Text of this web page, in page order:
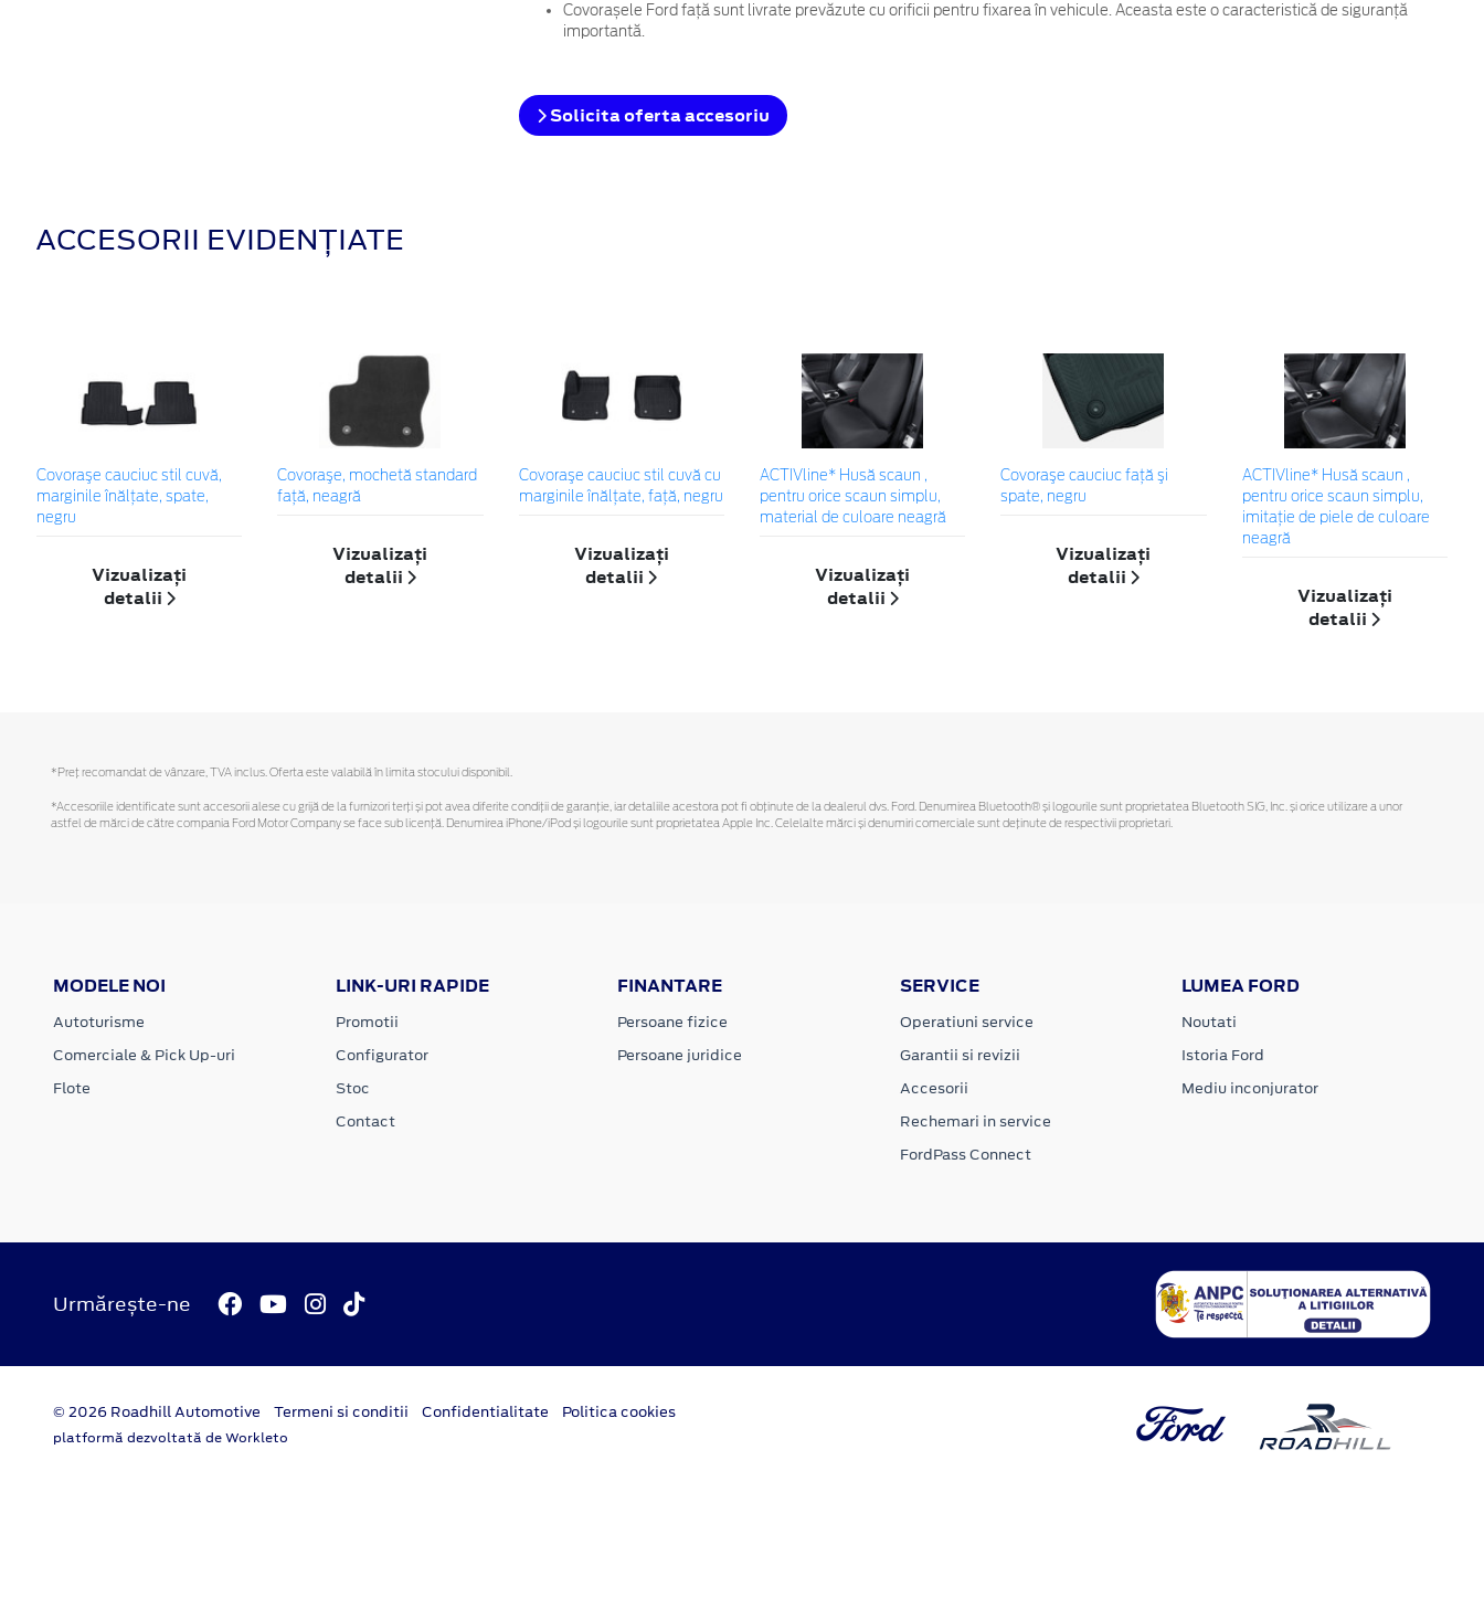
Covorașele Ford față sunt livrate prevăzute cu orificii pentru fixarea în vehicule. Aceasta este o caracteristică de siguranță
importantă.
Solicita oferta accesoriu
ACCESORII EVIDENȚIATE
Covoraşe cauciuc stil cuvă,
marginile înălțate, spate,
negru
Vizualizați
detalii
Covoraşe, mochetă standard
faţă, neagră
Vizualizați
detalii
Covoraşe cauciuc stil cuvă cu
marginile înălțate, față, negru
Vizualizați
detalii
ACTIVline* Husă scaun ,
pentru orice scaun simplu,
material de culoare neagră
Vizualizați
detalii
Covoraşe cauciuc faţă şi
spate, negru
Vizualizați
detalii
ACTIVline* Husă scaun ,
pentru orice scaun simplu,
imitație de piele de culoare
neagră
Vizualizați
detalii
*Preţ recomandat de vânzare, TVA inclus. Oferta este valabilă în limita stocului disponibil.
*Accesoriile identificate sunt accesorii alese cu grijă de la furnizori terți și pot avea diferite condiții de garanție, iar detaliile acestora pot fi obținute de la dealerul dvs. Ford. Denumirea Bluetooth® și logourile sunt proprietatea Bluetooth SIG, Inc. și orice utilizare a unor
astfel de mărci de către compania Ford Motor Company se face sub licență. Denumirea iPhone/iPod și logourile sunt proprietatea Apple Inc. Celelalte mărci și denumiri comerciale sunt deținute de respectivii proprietari.
MODELE NOI
Autoturisme
Comerciale & Pick Up-uri
Flote
LINK-URI RAPIDE
Promotii
Configurator
Stoc
Contact
FINANTARE
Persoane fizice
Persoane juridice
SERVICE
Operatiuni service
Garantii si revizii
Accesorii
Rechemari in service
FordPass Connect
LUMEA FORD
Noutati
Istoria Ford
Mediu inconjurator
Urmărește-ne
© 2026 Roadhill Automotive Termeni si conditii Confidentialitate Politica cookies
platformă dezvoltată de Workleto